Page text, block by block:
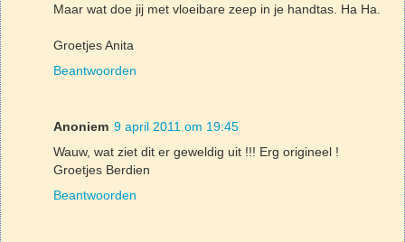
Maar wat doe jij met vloeibare zeep in je handtas. Ha Ha.
Groetjes Anita
Beantwoorden
Anoniem 9 april 2011 om 19:45
Wauw, wat ziet dit er geweldig uit !!! Erg origineel !
Groetjes Berdien
Beantwoorden